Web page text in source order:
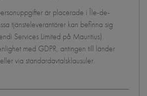
är placerade i Île-de-
tjänsteleverantörer kan befinna sig
Services Limited på Mauritius).
med GDPR, antingen till länder
via standardavtalsklausuler.